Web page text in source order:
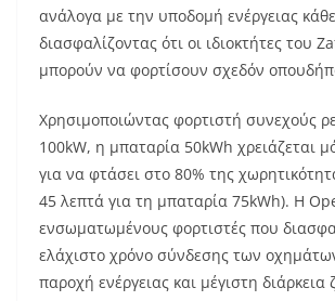
ανάλογα με την υποδομή ενέργειας
διασφαλίζοντας ότι οι ιδιοκτήτες του
μπορούν να φορτίσουν σχεδόν
Χρησιμοποιώντας φορτιστή συνεχούς
100kW, η μπαταρία 50kWh χρειάζεται
για να φτάσει στο 80% της
45 λεπτά για τη μπαταρία 75kWh). Η
ενσωματωμένους φορτιστές που
ελάχιστο χρόνο σύνδεσης των
παροχή ενέργειας και μέγιστη διάρκεια